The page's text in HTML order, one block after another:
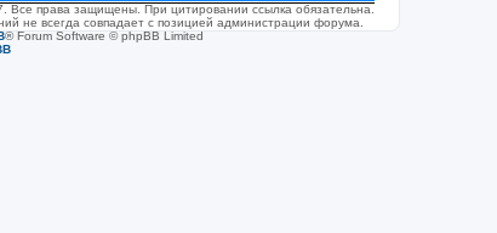
Все права защищены. При цитировании ссылка обязательна.
не всегда совпадает с позицией администрации форума.
® Forum Software © phpBB Limited